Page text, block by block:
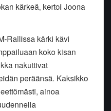
kärkeä, kertoi Joona
Rallissa kärki kävi
koko kisan
nakuttivat
peräänsä. Kaksikko
ainoa